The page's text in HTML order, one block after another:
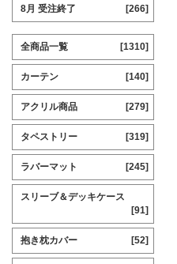
8月 受注終了 [266]
全商品一覧 [1310]
カーテン [140]
アクリル商品 [279]
タペストリー [319]
ラバーマット [245]
スリーブ＆デッキケース
[91]
抱き枕カバー [52]